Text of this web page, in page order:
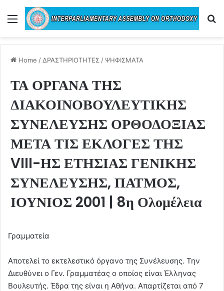
Menu
Home / ΔΡΑΣΤΗΡΙΟΤΗΤΕΣ / ΨΗΦΙΣΜΑΤΑ
ΤΑ ΟΡΓΑΝΑ ΤΗΣ
ΔΙΑΚΟΙΝΟΒΟΥΛΕΥΤΙΚΗΣ
ΣΥΝΕΛΕΥΣΗΣ ΟΡΘΟΔΟΞΙΑΣ
ΜΕΤΑ ΤΙΣ ΕΚΛΟΓΕΣ ΤΗΣ
VIII-ΗΣ ΕΤΗΣΙΑΣ ΓΕΝΙΚΗΣ
ΣΥΝΕΛΕΥΣΗΣ, ΠΑΤΜΟΣ,
ΙΟΥΝΙΟΣ 2001 | 8η Ολομέλεια
Γραμματεία
Αποτελεί το εκτελεστικό όργανο της Συνέλευσης. Την
Διευθύνει ο Γεν. Γραμματέας ο οποίος είναι Έλληνας
Βουλευτής. Έδρα της είναι η Αθήνα. Απαρτίζεται από 7